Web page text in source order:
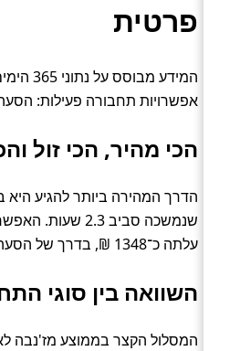
פרטית
המידע
אפשרויות תחבורה פעילות:
הכי מהיר, הכי זול
הדרך המהירה ביותר להגיע
שנמשכה סביב 2.3
עלתה כ־1348 ₪, בדרך של הסעה פרטית.
השוואה בין סוגי
המסלול הקצר בממוצע מז'נבה